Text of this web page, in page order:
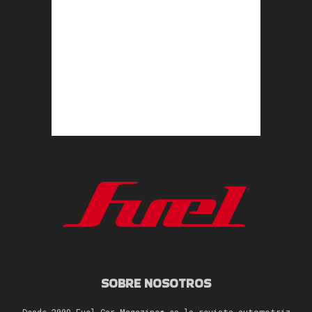
SOBRE NOSOTROS